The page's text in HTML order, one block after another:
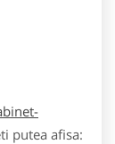
putea afisa: